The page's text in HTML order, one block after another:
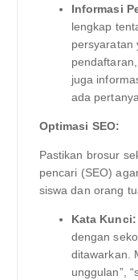
Informasi
lengkap
persyaratan
juga
ada
Optimasi SEO:
Pastikan brosur
pencari (SEO)
siswa dan orang
Kata Kunci:
dengan
ditawarkan.
unggulan”,